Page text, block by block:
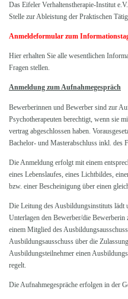
Das Eifeler Verhaltenstherapie-Institut
Stelle zur Ableistung der Praktischen
Anmeldeformular zum
Hier erhalten Sie alle wesentlichen
Fragen stellen.
Anmeldung zum Aufnahmegespräch
Bewerberinnen und Bewerber sind zur
Psychotherapeuten berechtigt, wenn sie
vertrag abgeschlossen haben.
Bachelor- und Masterabschluss inkl. des
Die Anmeldung erfolgt mit einem
eines Lebenslaufes, eines Lichtbildes,
bzw. einer Bescheinigung über einen
Die Leitung des Ausbildungsinstituts lädt
Unter­lagen den Bewerber/die Bewerberin
einem Mitglied des
Ausbildungs­ausschuss über die
Ausbildungsteilnehmer einen
regelt.
Die Aufnahmegespräche erfolgen in der